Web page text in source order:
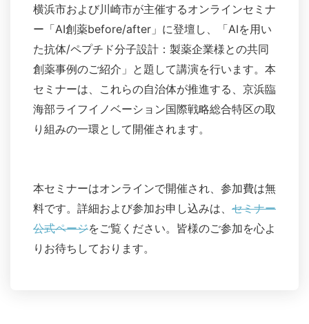
横浜市および川崎市が主催するオンラインセミナ
ー「AI創薬before/after」に登壇し、「AIを用い
た抗体/ペプチド分子設計：製薬企業様との共同
創薬事例のご紹介」と題して講演を行います。本
セミナーは、これらの自治体が推進する、京浜臨
海部ライフイノベーション国際戦略総合特区の取
り組みの一環として開催されます。
本セミナーはオンラインで開催され、参加費は無
料です。詳細および参加お申し込みは、 セミナー
公式ページをご覧ください。皆様のご参加を心よ
りお待ちしております。